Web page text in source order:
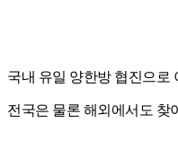
국내 유일 양한방 협진으로
전국은 물론 해외에서도 찾